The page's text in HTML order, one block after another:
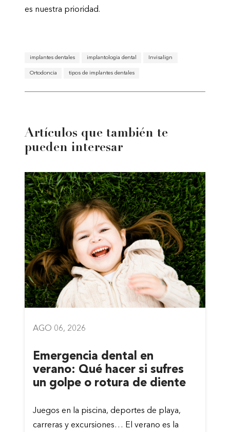
es nuestra prioridad.
implantes dentales implantologia dental Invisalign
Ortodoncia tipos de implantes dentales
Artículos que también te
pueden interesar
AGO 06, 2026
Emergencia dental en
verano: Qué hacer si sufres
un golpe o rotura de diente
Juegos en la piscina, deportes de playa,
carreras y excursiones… El verano es la